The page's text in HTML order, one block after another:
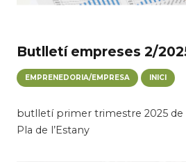
Butlletí empreses 2/
EMPRENEDORIA/EMPRESA INICI
butlletí primer trimestre 2025 de
Pla de l’Estany